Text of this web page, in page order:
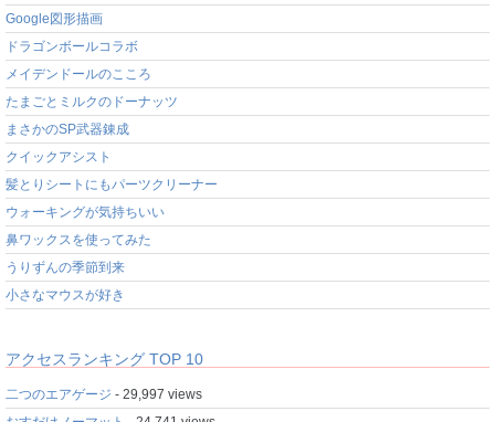
Google図形描画
ドラゴンボールコラボ
メイデンドールのこころ
たまごとミルクのドーナッツ
まさかのSP武器錬成
クイックアシスト
髪とりシートにもパーツクリーナー
ウォーキングが気持ちいい
鼻ワックスを使ってみた
うりずんの季節到来
小さなマウスが好き
アクセスランキング TOP 10
二つのエアゲージ - 29,997 views